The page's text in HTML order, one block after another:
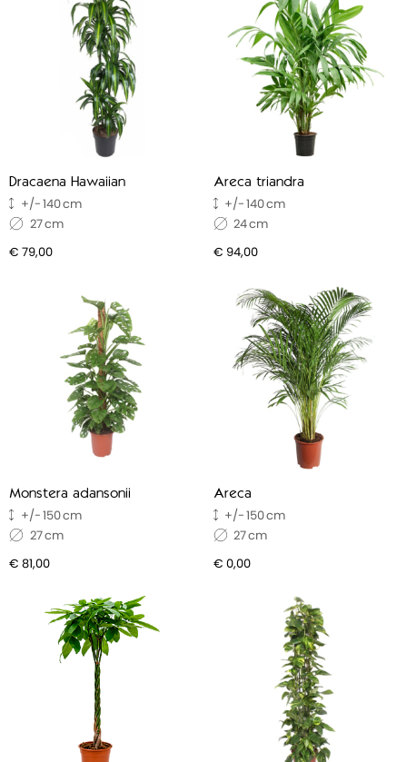
Dracaena Hawaiian
140
27
€ 79,00
Areca triandra
140
24
€ 94,00
Monstera adansonii
150
27
€ 81,00
Areca
150
27
€ 0,00